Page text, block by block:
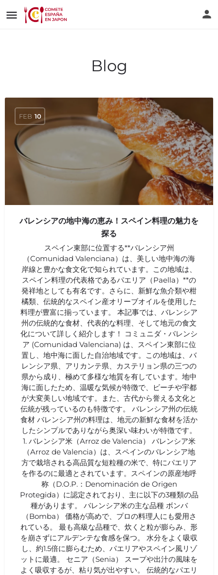
Blog
FEB 10
バレンシアの地中海の恵み！スペイン料理の魅力を
探る
スペイン東部に位置する**バレンシア州
（Comunidad Valenciana）は、美しい地中海の海
岸線と豊かな食文化で知られています。この地域は、
スペイン料理の代表格であるパエリア（Paella）**の
発祥地としても有名です。さらに、新鮮な魚介類や柑
橘類、伝統的なスペイン産オリーブオイルを使用した
料理が豊富に揃っています。 本記事では、バレンシア
州の伝統的な食材、代表的な料理、そして地元の食文
化について詳しく紹介します！ コミュニダ・バレンシ
ア (Comunidad Valenciana) は、スペイン東部に位
置し、地中海に面した自治地域です。この地域は、バ
レンシア県、アリカンテ県、カステリョン県の三つの
県から成り、極めて多様な地質を有しています。地中
海に面したため、温暖な気候が特徴で、ビーチや宇都
が大変美しい地域です。また、古代から誉える文化と
伝統が残っているのも特徴です。 バレンシア州の伝統
食材 バレンシア州の料理は、地元の新鮮な食材を活か
したシンプルでありながら奥深い味わいが特徴です。
1. バレンシア米（Arroz de Valencia） バレンシア米
（Arroz de Valencia）は、スペインのバレンシア地
方で栽培される高品質な短粒種の米で、特にパエリア
を作るのに最適とされています。スペインの原産地呼
称（D.O.P.：Denominación de Origen
Protegida）に認定されており、主に以下の3種類の品
種があります。 バレンシア米の主な品種 ボンバ
（Bomba） 価格が高めで、プロの料理人にも愛用さ
れている。 最も高級な品種で、炊くと粒が膨らみ、形
を崩さずにアルデンテな食感を保つ。 水分をよく吸収
し、約1.5倍に膨らむため、パエリアやスペイン風リゾ
ットに最適。 セニア（Senia） スープや出汁の風味を
よく吸収するが、粘り気が出やすい。 伝統的なパエリ